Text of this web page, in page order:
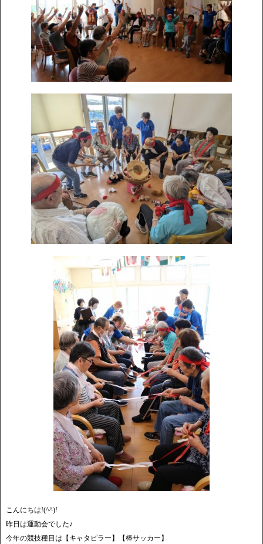
こんにちは!(^^)!
昨日は運動会でした♪
今年の競技種目は【キャタピラー】【棒サッカー】